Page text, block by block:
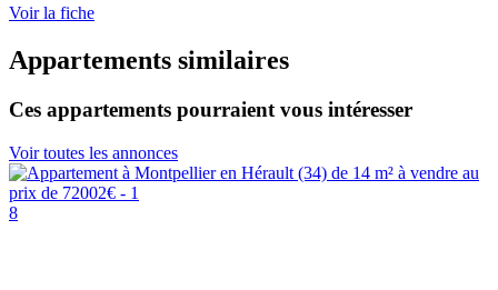
Voir la fiche
Appartements similaires
Ces appartements pourraient vous intéresser
Voir toutes les annonces
8